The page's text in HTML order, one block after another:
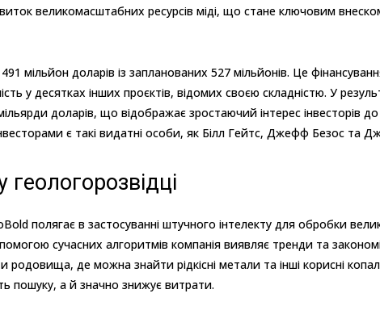
великомасштабних ресурсів міді, що стане ключовим
мільйон доларів із запланованих 527 мільйонів. Це
у десятках інших проєктів, відомих своєю складністю. У
доларів, що відображає зростаючий інтерес інвесторів до
є такі видатні особи, як Білл Гейтс, Джефф Безос та
полягає в застосуванні штучного інтелекту для обробки
сучасних алгоритмів компанія виявляє тренди та
родовища, де можна знайти рідкісні метали та інші корисні
пошуку, а й значно знижує витрати.